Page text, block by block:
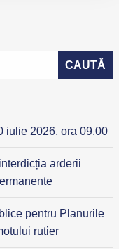
iulie 2026, ora 09,00
arderii
pentru Planurile
rutier